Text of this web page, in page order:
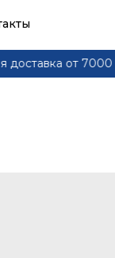
от 7000 ₽